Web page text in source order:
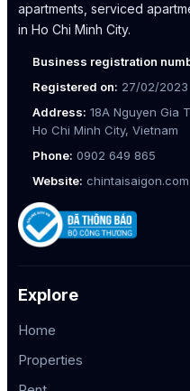
apartments, serviced
in Ho Chi Minh City.
Business registration
Registered on: 27/02/2023
Address: 18A Nguyen Gia
Ho Chi Minh City, Vietnam
Phone: 0902 649 865
Website: chintaisaigon.com
Explore
Home
Properties